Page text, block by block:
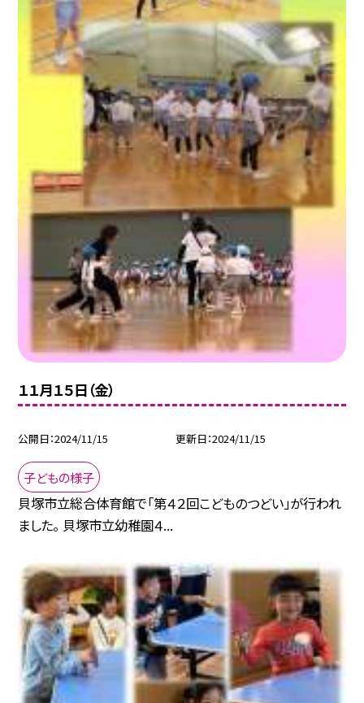
１１月１５日（金）
公開日 2024/11/15 更新日 2024/11/15
子どもの様子
貝塚市立総合体育館で「第４２回こどものつどい」が行われ
ました。 貝塚市立幼稚園４...